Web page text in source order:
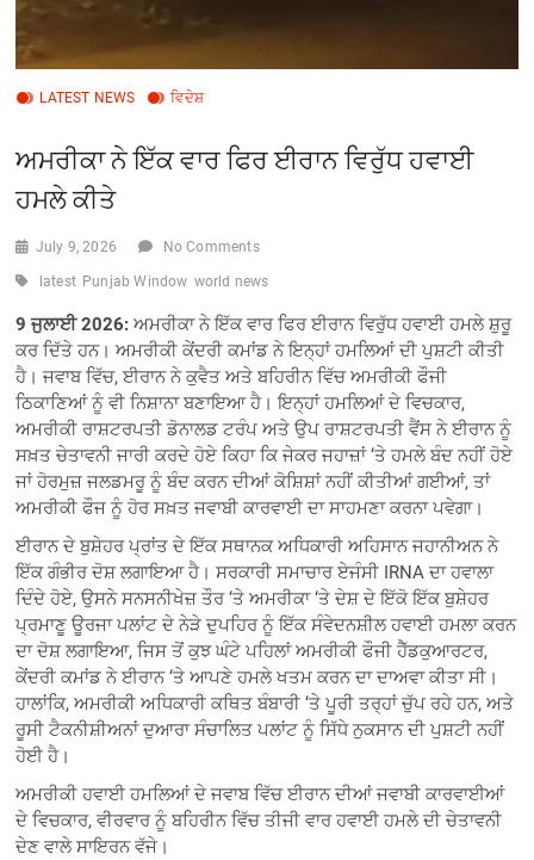
LATEST NEWS ਵਿਦੇਸ਼
ਅਮਰੀਕਾ ਨੇ ਇੱਕ ਵਾਰ ਫਿਰ ਈਰਾਨ ਵਿਰੁੱਧ ਹਵਾਈ
ਹਮਲੇ ਕੀਤੇ
July 9, 2026 No Comments
latest Punjab Window world news
9 ਜੁਲਾਈ 2026:ਅਮਰੀਕਾ ਨੇ ਇੱਕ ਵਾਰ ਫਿਰ ਈਰਾਨ ਵਿਰੁੱਧ ਹਵਾਈ ਹਮਲੇ ਸ਼ੁਰੂ
ਕਰ ਦਿੱਤੇ ਹਨ। ਅਮਰੀਕੀ ਕੇਂਦਰੀ ਕਮਾਂਡ ਨੇ ਇਨ੍ਹਾਂ ਹਮਲਿਆਂ ਦੀ ਪੁਸ਼ਟੀ ਕੀਤੀ
ਹੈ। ਜਵਾਬ ਵਿੱਚ, ਈਰਾਨ ਨੇ ਕੁਵੈਤ ਅਤੇ ਬਹਿਰੀਨ ਵਿੱਚ ਅਮਰੀਕੀ ਫੌਜੀ
ਠਿਕਾਣਿਆਂ ਨੂੰ ਵੀ ਨਿਸ਼ਾਨਾ ਬਣਾਇਆ ਹੈ। ਇਨ੍ਹਾਂ ਹਮਲਿਆਂ ਦੇ ਵਿਚਕਾਰ,
ਅਮਰੀਕੀ ਰਾਸ਼ਟਰਪਤੀ ਡੋਨਾਲਡ ਟਰੰਪ ਅਤੇ ਉਪ ਰਾਸ਼ਟਰਪਤੀ ਵੈਂਸ ਨੇ ਈਰਾਨ ਨੂੰ
ਸਖ਼ਤ ਚੇਤਾਵਨੀ ਜਾਰੀ ਕਰਦੇ ਹੋਏ ਕਿਹਾ ਕਿ ਜੇਕਰ ਜਹਾਜ਼ਾਂ ‘ਤੇ ਹਮਲੇ ਬੰਦ ਨਹੀਂ ਹੋਏ
ਜਾਂ ਹੋਰਮੁਜ਼ ਜਲਡਮਰੂ ਨੂੰ ਬੰਦ ਕਰਨ ਦੀਆਂ ਕੋਸ਼ਿਸ਼ਾਂ ਨਹੀਂ ਕੀਤੀਆਂ ਗਈਆਂ, ਤਾਂ
ਅਮਰੀਕੀ ਫੌਜ ਨੂੰ ਹੋਰ ਸਖ਼ਤ ਜਵਾਬੀ ਕਾਰਵਾਈ ਦਾ ਸਾਹਮਣਾ ਕਰਨਾ ਪਵੇਗਾ।
ਈਰਾਨ ਦੇ ਬੁਸ਼ੇਹਰ ਪ੍ਰਾਂਤ ਦੇ ਇੱਕ ਸਥਾਨਕ ਅਧਿਕਾਰੀ ਅਹਿਸਾਨ ਜਹਾਨੀਅਨ ਨੇ
ਇੱਕ ਗੰਭੀਰ ਦੋਸ਼ ਲਗਾਇਆ ਹੈ। ਸਰਕਾਰੀ ਸਮਾਚਾਰ ਏਜੰਸੀ IRNA ਦਾ ਹਵਾਲਾ
ਦਿੰਦੇ ਹੋਏ, ਉਸਨੇ ਸਨਸਨੀਖੇਜ਼ ਤੌਰ ‘ਤੇ ਅਮਰੀਕਾ ‘ਤੇ ਦੇਸ਼ ਦੇ ਇੱਕੋ ਇੱਕ ਬੁਸ਼ੇਹਰ
ਪ੍ਰਮਾਣੂ ਊਰਜਾ ਪਲਾਂਟ ਦੇ ਨੇੜੇ ਦੁਪਹਿਰ ਨੂੰ ਇੱਕ ਸੰਵੇਦਨਸ਼ੀਲ ਹਵਾਈ ਹਮਲਾ ਕਰਨ
ਦਾ ਦੋਸ਼ ਲਗਾਇਆ, ਜਿਸ ਤੋਂ ਕੁਝ ਘੰਟੇ ਪਹਿਲਾਂ ਅਮਰੀਕੀ ਫੌਜੀ ਹੈੱਡਕੁਆਰਟਰ,
ਕੇਂਦਰੀ ਕਮਾਂਡ ਨੇ ਈਰਾਨ ‘ਤੇ ਆਪਣੇ ਹਮਲੇ ਖਤਮ ਕਰਨ ਦਾ ਦਾਅਵਾ ਕੀਤਾ ਸੀ।
ਹਾਲਾਂਕਿ, ਅਮਰੀਕੀ ਅਧਿਕਾਰੀ ਕਥਿਤ ਬੰਬਾਰੀ ‘ਤੇ ਪੂਰੀ ਤਰ੍ਹਾਂ ਚੁੱਪ ਰਹੇ ਹਨ, ਅਤੇ
ਰੂਸੀ ਟੈਕਨੀਸ਼ੀਅਨਾਂ ਦੁਆਰਾ ਸੰਚਾਲਿਤ ਪਲਾਂਟ ਨੂੰ ਸਿੱਧੇ ਨੁਕਸਾਨ ਦੀ ਪੁਸ਼ਟੀ ਨਹੀਂ
ਹੋਈ ਹੈ।
ਅਮਰੀਕੀ ਹਵਾਈ ਹਮਲਿਆਂ ਦੇ ਜਵਾਬ ਵਿੱਚ ਈਰਾਨ ਦੀਆਂ ਜਵਾਬੀ ਕਾਰਵਾਈਆਂ
ਦੇ ਵਿਚਕਾਰ, ਵੀਰਵਾਰ ਨੂੰ ਬਹਿਰੀਨ ਵਿੱਚ ਤੀਜੀ ਵਾਰ ਹਵਾਈ ਹਮਲੇ ਦੀ ਚੇਤਾਵਨੀ
ਦੇਣ ਵਾਲੇ ਸਾਇਰਨ ਵੱਜੇ।